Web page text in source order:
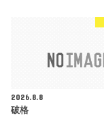
2026.8.8
破格